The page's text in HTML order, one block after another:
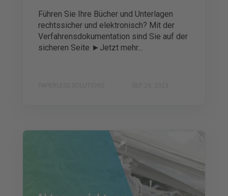
Führen Sie Ihre Bücher und Unterlagen
rechtssicher und elektronisch? Mit der
Verfahrensdokumentation sind Sie auf der
sicheren Seite ►Jetzt mehr...